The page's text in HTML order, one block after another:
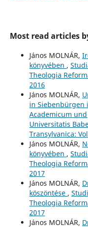
Most read articles
János MOLNÁR,
könyvében ,
Theologia
2016
János MOLNÁR,
in Siebenbürgen
Academicum und
Universitatis
Transylvanica:
János MOLNÁR,
könyvében ,
Theologia
2017
János MOLNÁR,
köszöntése ,
Theologia
2017
János MOLNÁR,